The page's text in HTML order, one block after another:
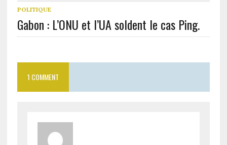
POLITIQUE
Gabon : L’ONU et l’UA soldent le cas Ping.
1 COMMENT